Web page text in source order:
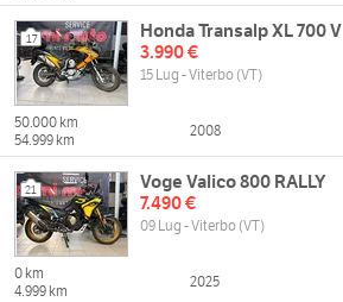
17
Honda Transalp XL 700 V
3.990 €
15 Lug - Viterbo (VT)
50.000 km
54.999 km
2008
21
Voge Valico 800 RALLY
7.490 €
09 Lug - Viterbo (VT)
0 km
4.999 km
2025